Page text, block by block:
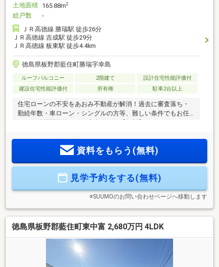
土地面積 165.88m2
総戸数
-
ＪＲ高徳線 勝瑞駅 徒歩26分
ＪＲ高徳線 吉成駅 徒歩29分
ＪＲ高徳線 板東駅 徒歩4.4km
徳島県板野郡藍住町勝瑞字幸島
ルーフバルコニー 2階建て
設計住宅性能評価付
建設住宅性能評価付
所有権 駐車2台以上
住宅ローンの不安をあおみ不動産が解消！過去に審査落ち・
勤続年数・車ローン・シングルの方等、難しい条件でもお任
せ！金融機関比較から仮審査代行も【無料】です。ひとりで
方は【087-810-3147】にお気軽にお電話下さい♪または、「資
料請求」「見学予約ボタン」から簡単30秒で即時予約◎
資料をもらう(無料)
見学予約をする(無料)
※SUUMOのお問い合わせページへ移動します
徳島県板野郡藍住町東中富 2,680万円 4LDK